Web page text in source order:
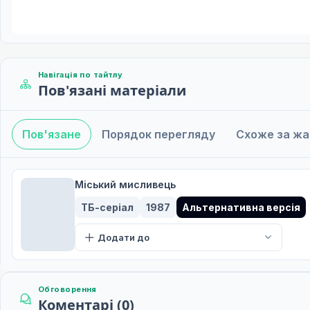
Навігація по тайтлу
Пов'язані матеріали
Пов'язане Порядок перегляду Схоже за
Міський мисливець
ТБ-серіал
1987 Альтернативна версія
Додати до
Обговорення
Коментарі (0)